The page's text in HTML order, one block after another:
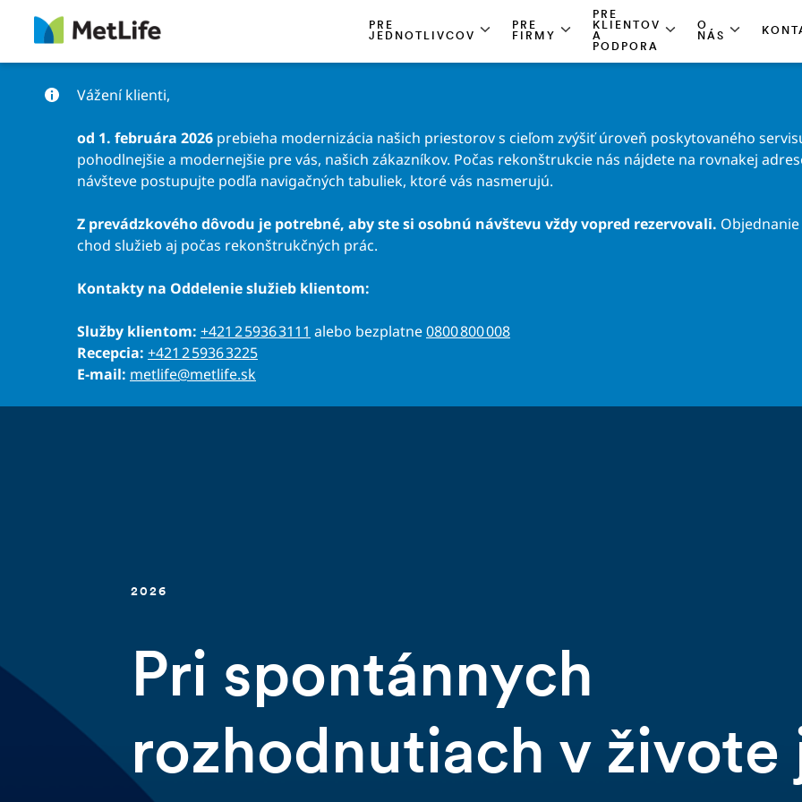
Preskočiť na obsah
PRE
JEDNOTLIVCOV
PRE
FIRMY
PRE
KLIENTOV
A
PODPORA
O
NÁS
Vážení klienti,
od 1. februára 2026 prebieha modernizácia našich priestorov s cieľom zvýšiť úroveň poskytovaného
pohodlnejšie a modernejšie pre vás, našich zákazníkov. Počas rekonštrukcie nás nájdete na rovnakej
návšteve postupujte podľa navigačných tabuliek, ktoré vás nasmerujú.
Z prevádzkového dôvodu je potrebné, aby ste si osobnú návštevu vždy vopred rezervovali.
chod služieb aj počas rekonštrukčných prác.
Kontakty na Oddelenie služieb klientom:
Služby klientom: +421 2 5936 3111 alebo bezplatne0800 800 008
Recepcia: +421 2 5936 3225
E-mail: metlife@metlife.sk
2026
Pri spontánnych
rozhodnutiach v živote